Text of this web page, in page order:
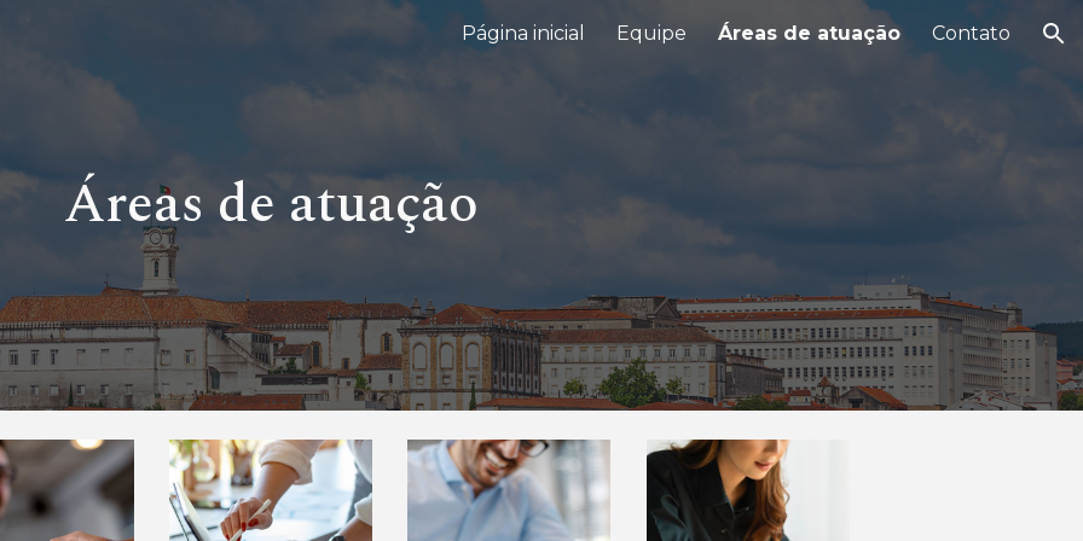
Skip to navigation
Página inicial Equipe Áreas de atuação Contato
Áreas de atuação